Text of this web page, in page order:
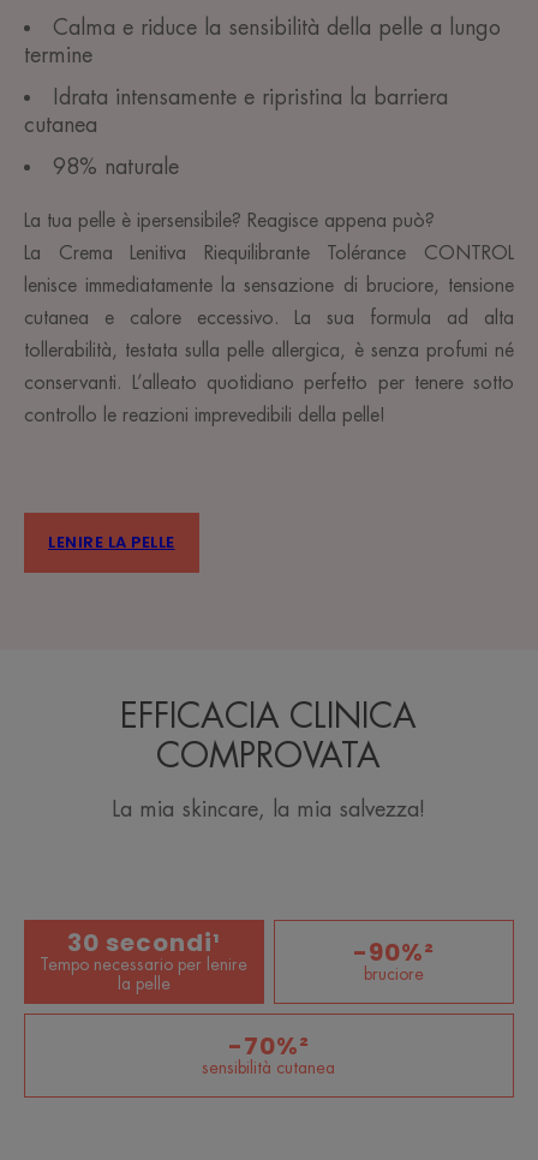
Calma e riduce la sensibilità della pelle a lungo
termine
Idrata intensamente e ripristina la barriera
cutanea
98% naturale
La tua pelle è ipersensibile? Reagisce appena può?
La Crema Lenitiva Riequilibrante Tolérance CONTROL
lenisce immediatamente la sensazione di bruciore, tensione
cutanea e calore eccessivo. La sua formula ad alta
tollerabilità, testata sulla pelle allergica, è senza profumi né
conservanti. L’alleato quotidiano perfetto per tenere sotto
controllo le reazioni imprevedibili della pelle!
LENIRE LA PELLE
EFFICACIA CLINICA
COMPROVATA
La mia skincare, la mia salvezza!
30 secondi¹
Tempo necessario per lenire
la pelle
-90%²
bruciore
-70%²
sensibilità cutanea